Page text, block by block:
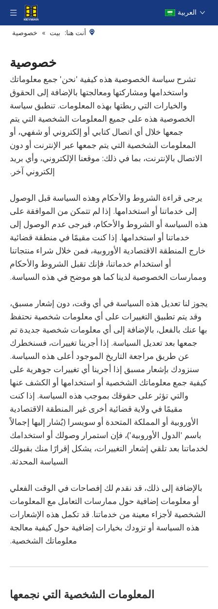
العربية
أنت هنا: بيت » خصوصية
خصوصية
تشرح سياسة الخصوصية هذه كيفية 'نحن' جمع معلوماتك
واستخدامها ومشاركتها ومعالجتها بالإضافة إلى الحقوق
والخيارات التي ربطتها بهذه المعلومات. تنطبق سياسة
الخصوصية هذه على جميع المعلومات الشخصية التي يتم
جمعها خلال أي اتصال كتابي أو إلكتروني أو شفهي، أو
المعلومات الشخصية التي يتم جمعها عبر الإنترنت أو دون
الاتصال بالإنترنت، بما في ذلك: موقعنا الإلكتروني، وأي بريد
إلكتروني آخر.
يرجى قراءة الشروط والأحكام وهذه السياسة قبل الوصول
إلى خدماتنا أو استخدامها. إذا لم تتمكن من الموافقة على
هذه السياسة أو الشروط والأحكام، فيرجى عدم الوصول إلى
خدماتنا أو استخدامها. إذا كنت مقيمًا في منطقة قضائية
خارج المنطقة الاقتصادية الأوروبية، فمن خلال شراء منتجاتنا
أو استخدام خدماتنا، فإنك تقبل الشروط والأحكام
وممارسات الخصوصية لدينا كما هو موضح في هذه السياسة.
يجوز لنا تعديل هذه السياسة في أي وقت، دون إشعار مسبق،
وقد يتم تطبيق التغييرات على أي معلومات شخصية نحتفظ
بها عنك بالفعل، بالإضافة إلى أي معلومات شخصية جديدة تم
جمعها بعد تعديل السياسة. إذا أجرينا تغييرات، فسنخطرك
عن طريق مراجعة التاريخ الموجود أعلى هذه السياسة.
سنزودك بإشعار مسبق إذا أجرينا أي تغييرات جوهرية على
كيفية جمع معلوماتك الشخصية أو استخدامها أو الكشف عنها
والتي تؤثر على حقوقك بموجب هذه السياسة. إذا كنت
مقيمًا في ولاية قضائية أخرى غير المنطقة الاقتصادية
الأوروبية أو المملكة المتحدة أو سويسرا (يُشار إليها إجمالاً
باسم 'الدول الأوروبية')، فإن استمرار وصولك أو استخدامك
لخدماتنا بعد تلقي إشعار التغييرات، يشكل إقرارًا منك بقبولك
السياسة المحدثة.
بالإضافة إلى ذلك، قد نقدم لك إفصاحات في الوقت الفعلي
أو معلومات إضافية حول ممارسات التعامل مع المعلومات
الشخصية لأجزاء معينة من خدماتنا. قد تكمل هذه الإشعارات
هذه السياسة أو تزودك بخيارات إضافية حول كيفية معالجة
معلوماتك الشخصية.
المعلومات الشخصية التي نجمعها